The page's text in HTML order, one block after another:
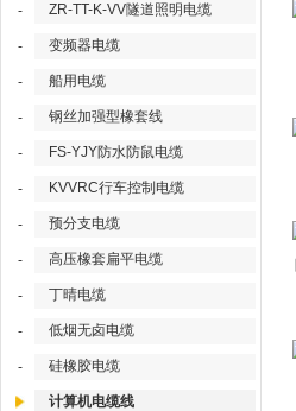
- ZR-TT-K-VV隧道照明电缆
- 变频器电缆
- 船用电缆
- 钢丝加强型橡套线
- FS-YJY防水防鼠电缆
- KVVRC行车控制电缆
- 预分支电缆
- 高压橡套扁平电缆
- 丁晴电缆
- 低烟无卤电缆
- 硅橡胶电缆
计算机电缆线